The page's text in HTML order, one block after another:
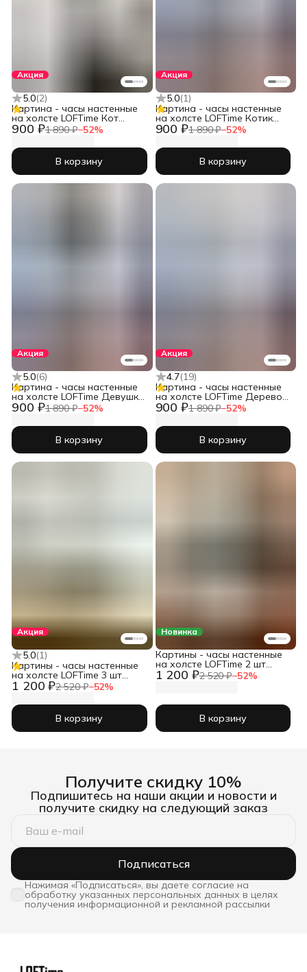
Акция
5.0(2)
900 ₽1 890 ₽−52%
Картина - часы настенные
на холсте LOFTime Кот
хотдог Ч-671-3555
В корзину
Акция
5.0(1)
900 ₽1 890 ₽−52%
Картина - часы настенные
на холсте LOFTime Котик
сер
В корзину
Акция
5.0(6)
900 ₽1 890 ₽−52%
Картина - часы настенные
на холсте LOFTime Девушка
черн зол Ч-656-3555
В корзину
Акция
4.7(19)
900 ₽1 890 ₽−52%
Картина - часы настенные
на холсте LOFTime Дерево
3D Ч-653-3555
В корзину
Акция
5.0(1)
1 200 ₽2 520 ₽−52%
Картины - часы настенные
на холсте LOFTime 3 шт
30Х30 ТРАВЫ ПРОВАНС
Ч-634-3030
В корзину
Новинка
1 200 ₽2 520 ₽−52%
Картины - часы настенные
на холсте LOFTime 2 шт
Абстракция 3D чер зол
Ч-837-3040
В корзину
Получите скидку 10%
Подпишитесь на наши акции и новости и
получите скидку на следующий заказ
Подписаться
Нажимая «Подписаться», вы даете согласие на
обработку указанных персональных данных в целях
получения информационной и рекламной рассылки